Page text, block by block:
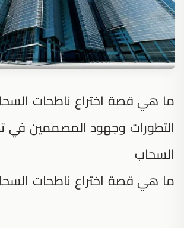
ما هي قصة اختراع ناطحات
التطورات وجهود المصممين في
السحاب
ما هي قصة اختراع ناطحات